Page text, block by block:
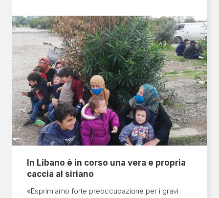
In Libano è in corso una vera e propria
caccia al siriano
«Esprimiamo forte preoccupazione per i gravi